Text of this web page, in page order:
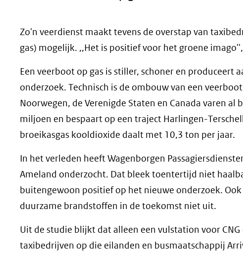
Zo'n veerdienst maakt tevens de overstap van
gas) mogelijk. ,,Het is positief voor het groene
Een veerboot op gas is stiller, schoner en
onderzoek. Technisch is de ombouw van een
Noorwegen, de Verenigde Staten en Canada varen
miljoen en bespaart op een traject Harlingen-
broeikasgas kooldioxide daalt met 10,3 ton per jaar.
In het verleden heeft Wagenborgen
Ameland onderzocht. Dat bleek toentertijd niet
buitengewoon positief op het nieuwe onderzoek.
duurzame brandstoffen in de toekomst niet uit.
Uit de studie blijkt dat alleen een vulstation voor
taxibedrijven op die eilanden en busmaatschappij